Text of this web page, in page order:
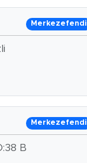
Merkezefendi
Merkezefendi
B